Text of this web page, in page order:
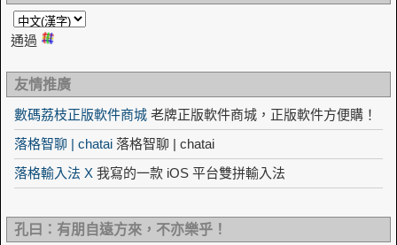
通過
友情推廣
數碼荔枝正版軟件商城 老牌正版軟件商城，正版軟件方便購！
落格智聊 | chatai 落格智聊 | chatai
落格輸入法 X 我寫的一款 iOS 平台雙拼輸入法
孔曰：有朋自遠方來，不亦樂乎！